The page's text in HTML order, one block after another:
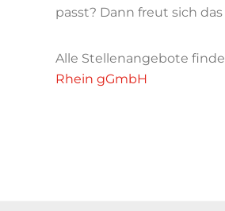
passt? Dann freut sich
Alle Stellenangebote
Rhein gGmbH